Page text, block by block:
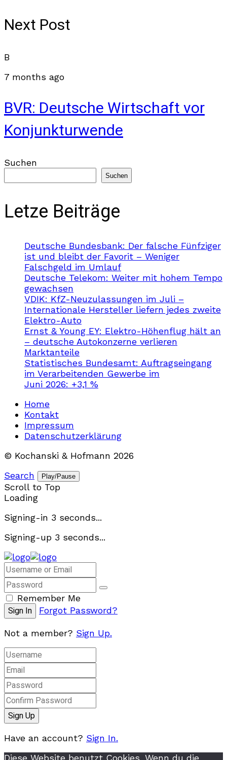
Next Post
B
7 months ago
BVR: Deutsche Wirtschaft vor
Konjunkturwende
Suchen
Suchen
Letze Beiträge
Deutsche Bundesbank: Der falsche Fünfziger
ist und bleibt der Favorit – Weniger
Falschgeld im Umlauf
Deutsche Telekom: Weiter mit hohem Tempo
gewachsen
VDIK: KfZ-Neuzulassungen im Juli –
Internationale Hersteller liefern jedes zweite
Elektro-Auto
Ernst & Young EY: Elektro-Höhenflug hält an
– deutsche Autokonzerne verlieren
Marktanteile
Statistisches Bundesamt: Auftragseingang
im Verarbeitenden Gewerbe im
Juni 2026: +3,1 %
Home
Kontakt
Impressum
Datenschutzerklärung
© Kochanski & Hofmann 2026
Search
Play/Pause
Scroll to Top
Loading
Signing-in 3 seconds...
Signing-up 3 seconds...
Remember Me
Forgot Password?
Not a member? Sign Up.
Have an account? Sign In.
Diese Website benutzt Cookies. Wenn du die